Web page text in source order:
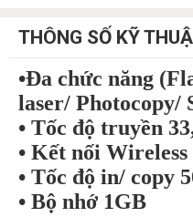
THÔNG SỐ KỸ
•Đa chức năng
laser/ Photocopy/
• Tốc độ truyền
• Kết nối Wireless
• Tốc độ in/ copy
• Bộ nhớ 1GB